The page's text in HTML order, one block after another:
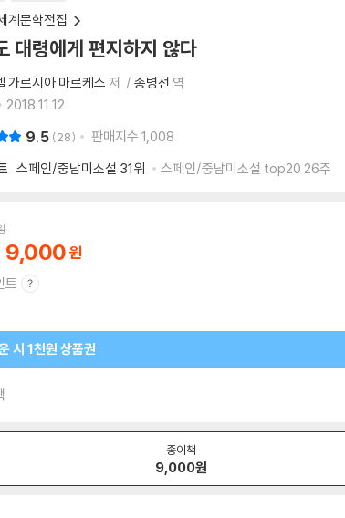
계문학전집
대령에게 편지하지 않다
가르시아 마르케스 저 송병선 역
2018.11.12.
9.5 28 판매지수 1,008
스페인/중남미소설 31위 스페인/중남미소설 top20 26주
9,000
트
시 1천원 상품권
종이책
9,000원